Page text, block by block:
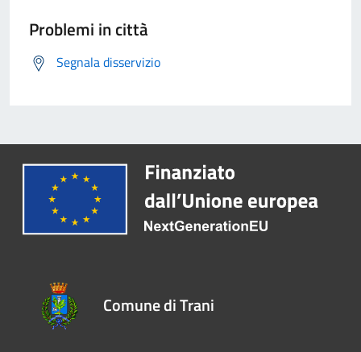
Problemi in città
Segnala disservizio
Comune di Trani